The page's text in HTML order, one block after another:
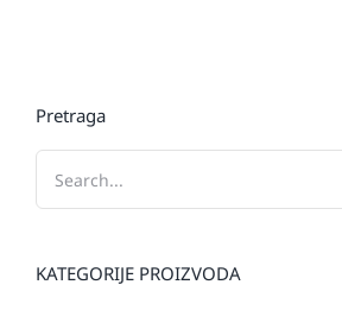
Pretraga
KATEGORIJE PROIZVODA